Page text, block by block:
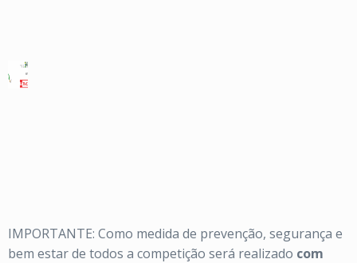
IMPORTANTE: Como medida de prevenção, segurança e
bem estar de todos a competição será realizado com